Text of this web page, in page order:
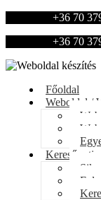
+36 70
+36 70
Főoldal
Weboldal /